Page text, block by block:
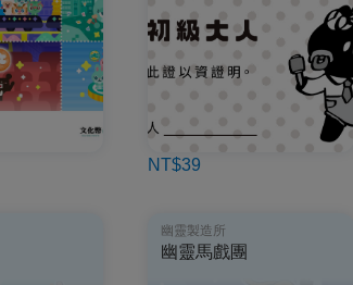
NT$39
幽靈製造所
幽靈馬戲團